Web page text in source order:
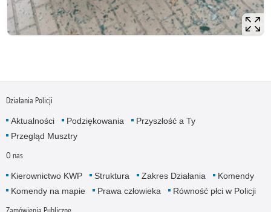
Działania Policji
Aktualności Podziękowania
Przyszłość a Ty
Przegląd Musztry
O nas
Kierownictwo KWP Struktura Zakres Działania
Komendy
Komendy na mapie
Prawa człowieka Równość płci w Policji